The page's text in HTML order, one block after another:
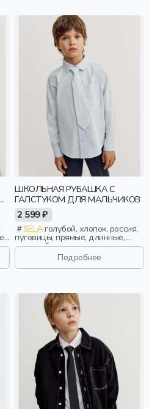
ШКОЛЬНАЯ РУБАШКА С
ГАЛСТУКОМ ДЛЯ МАЛЬЧИКОВ
2 599 ₽
SELAголубой, хлопок, россия,
пуговицы, прямые, длинные,
длинный рукав, застежка,
складки, школа, карман,
воротник, фактурные, классика,
мальчики, дети
Подробнее